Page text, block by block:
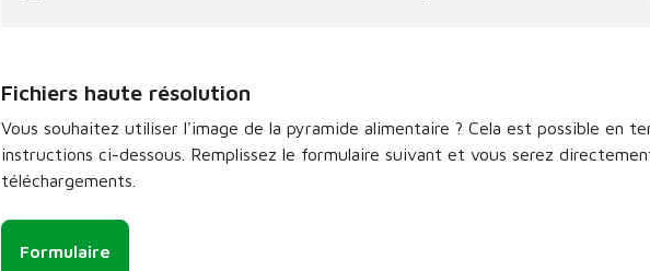
Fichiers haute résolution
Vous souhaitez utiliser l'image de la pyramide alimentaire ? Cela est possible en
instructions ci-dessous. Remplissez le formulaire suivant et vous serez
téléchargements.
Formulaire